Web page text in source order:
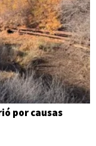
por causas